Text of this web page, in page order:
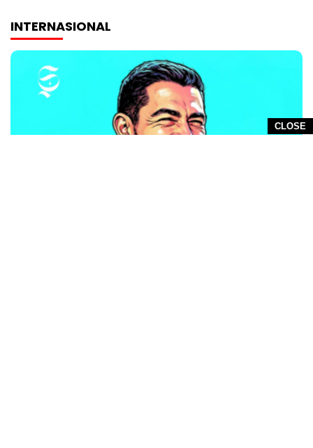
CLOSE
INTERNASIONAL